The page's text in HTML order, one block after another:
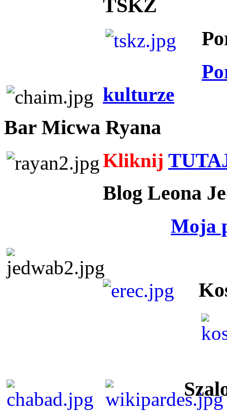
TSKZ
kulturze
Bar Micwa Ryana
Kliknij
Blog Leona
Moja